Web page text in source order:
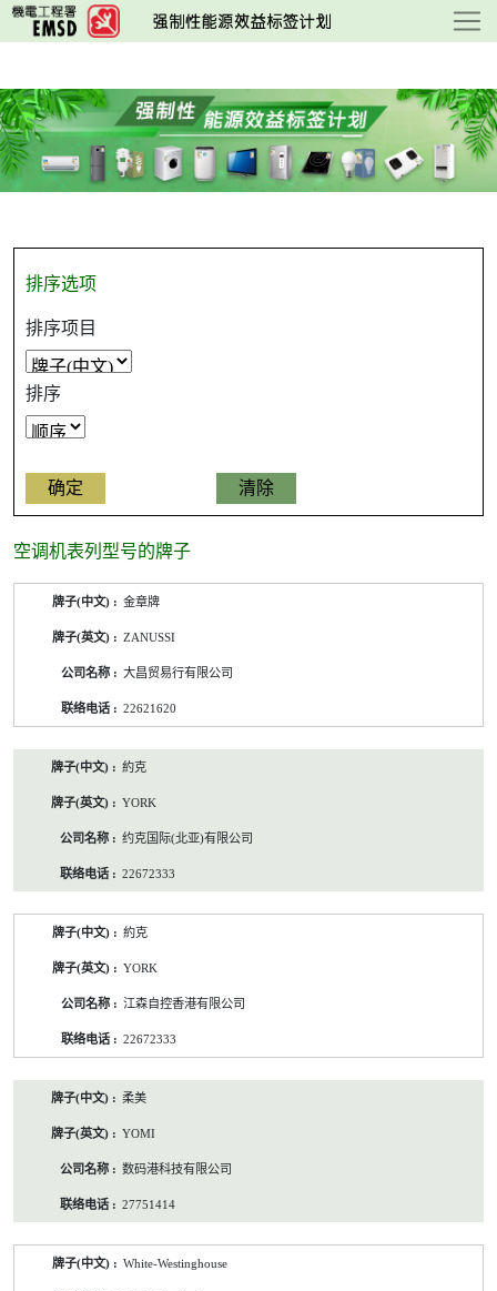
跳
至
要
内
容
排序选项
排序项目
排序
空调机表列型号的牌子
子
电
金章牌
ZANUSSI
大昌贸易行有限公司
22621620
約克
YORK
约克国际(北亚)有限公司
22672333
約克
YORK
江森自控香港有限公司
22672333
柔美
YOMI
数码港科技有限公司
27751414
White-Westinghouse